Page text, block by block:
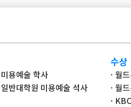
용예술 학사
반대학원 미용예술 석사
수상
· 월
· 월
·